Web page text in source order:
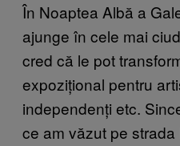
În Noaptea Albă a
ajunge în cele mai
cred că le pot
expozițional pentru
independenți etc.
ce am văzut pe strada